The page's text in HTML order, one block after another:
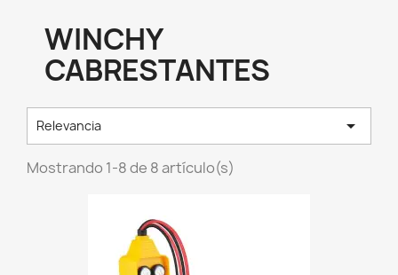
WINCHY
CABRESTANTES
Relevancia 
Mostrando 1-8 de 8 artículo(s)